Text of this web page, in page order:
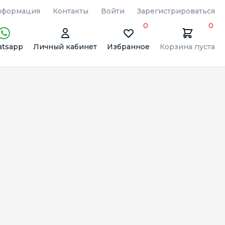
Контакты Войти Зарегистрироваться
Личный кабинет Избранное
0
Корзина пуста
0